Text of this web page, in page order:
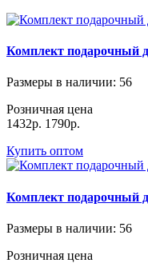
Комплект подарочный
Размеры в наличии: 56
Розничная цена
1432р. 1790р.
Купить оптом
Комплект подарочный
Размеры в наличии: 56
Розничная цена